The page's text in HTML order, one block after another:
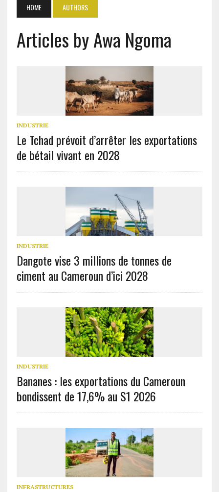
HOME AUTHORS
Articles by Awa Ngoma
INDUSTRIE
Le Tchad prévoit d’arrêter les exportations
de bétail vivant en 2028
INDUSTRIE
Dangote vise 3 millions de tonnes de
ciment au Cameroun d’ici 2028
INDUSTRIE
Bananes : les exportations du Cameroun
bondissent de 17,6% au S1 2026
INFRASTRUCTURES